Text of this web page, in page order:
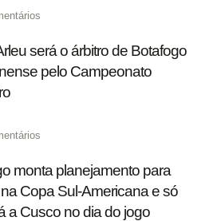
será o árbitro de Botafogo
pelo Campeonato
monta planejamento para
Copa Sul-Americana e só
a Cusco no dia do jogo